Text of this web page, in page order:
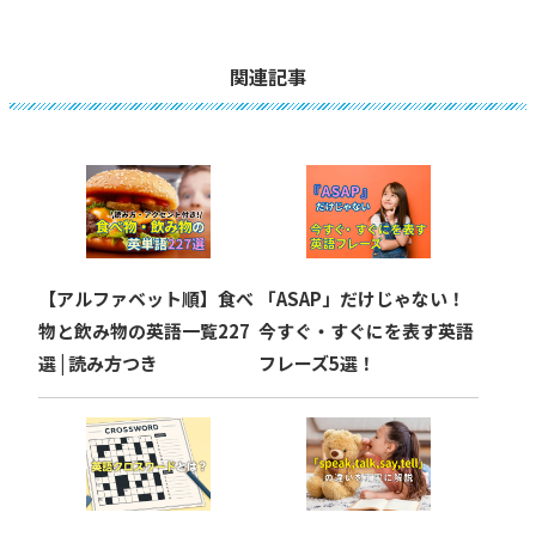
ョ
ン
関連記事
【アルファベット順】食べ
物と飲み物の英語一覧227
選 | 読み方つき
「ASAP」だけじゃない！
今すぐ・すぐにを表す英語
フレーズ5選！